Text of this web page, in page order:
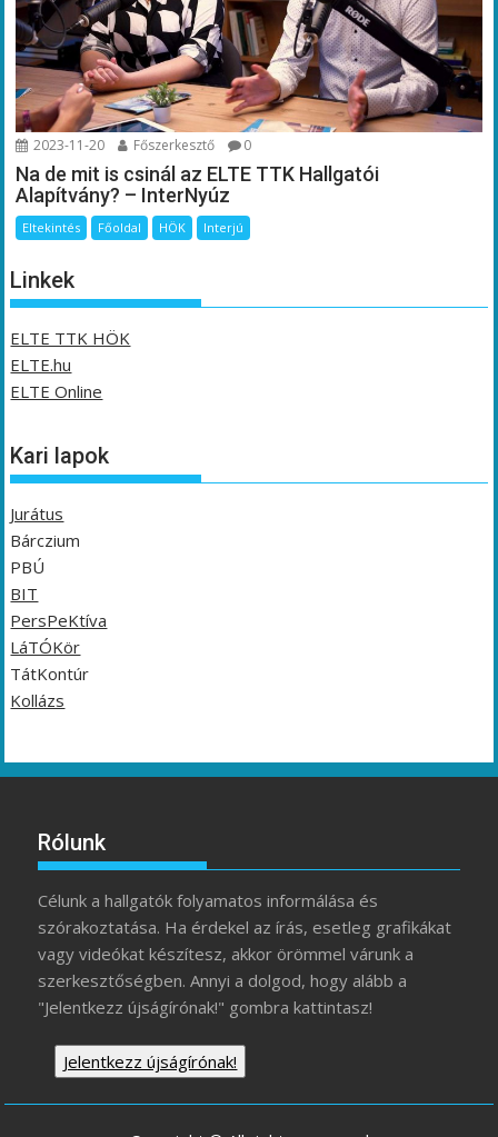
2023-11-20 Főszerkesztő 0
Na de mit is csinál az ELTE TTK Hallgatói
Alapítvány? – InterNyúz
Eltekintés Főoldal HÖK Interjú
Linkek
ELTE TTK HÖK
ELTE.hu
ELTE Online
Kari lapok
Jurátus
Bárczium
PBÚ
BIT
PersPeKtíva
LáTÓKör
TátKontúr
Kollázs
Rólunk
Célunk a hallgatók folyamatos informálása és
szórakoztatása. Ha érdekel az írás, esetleg grafikákat
vagy videókat készítesz, akkor örömmel várunk a
szerkesztőségben. Annyi a dolgod, hogy alább a
"Jelentkezz újságírónak!" gombra kattintasz!
Jelentkezz újságírónak!